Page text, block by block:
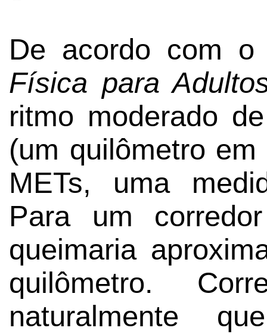
De acordo com
Física para
ritmo moderado
(um quilômetro
METs, uma
Para um
queimaria
quilômetro.
naturalmente